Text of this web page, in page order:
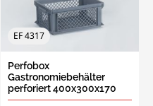
EF 4317
Perfobox
Gastronomiebehälter
perforiert 400x300x170
mm, 16L dichte Griff